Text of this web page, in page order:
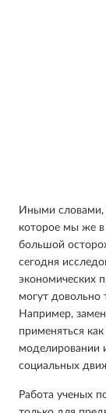
Иными словами,
которое мы же в
большой
сегодня
экономических
могут довольно
Например,
применяться
моделировании
социальных
Работа ученых